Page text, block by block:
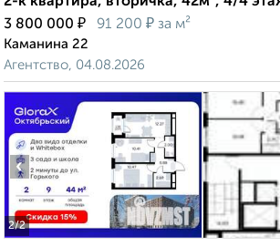
3 800 000 ₽ 91 200 ₽ за м²
Каманина 22
Агентство, 04.08.2026
2/2
‹